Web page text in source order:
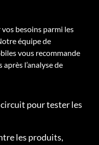
besoins parmi les
équipe de
vous recommande
l’analyse de
pour tester les
les produits,